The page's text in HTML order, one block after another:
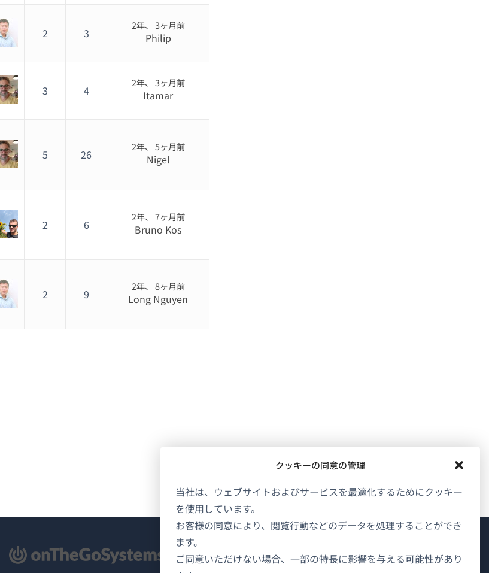
クッキーの同意の管理
当社は、ウェブサイトおよびサービスを最適化するためにクッキー
を使用しています。
お客様の同意により、閲覧行動などのデータを処理することができ
ます。
ご同意いただけない場合、一部の特長に影響を与える可能性があり
2 3
2年、 3ヶ月前
Philip
3 4
2年、 3ヶ月前
Itamar
5 26
2年、 5ヶ月前
Nigel
2 6
2年、 7ヶ月前
Bruno Kos
2 9
2年、 8ヶ月前
Long Nguyen
WPMLについて